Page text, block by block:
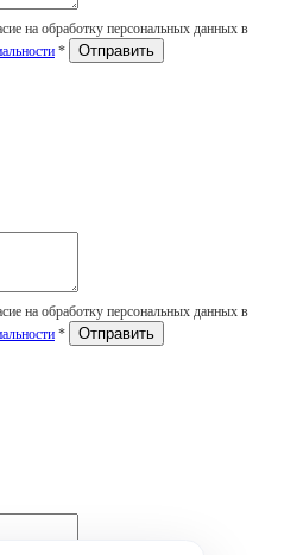
на обработку персональных данных в
*
на обработку персональных данных в
*